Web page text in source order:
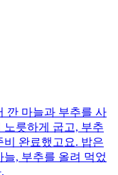
깐 마늘과 부추를 사
릇하게 굽고, 부추
비 완료했고요. 밥은
, 부추를 올려 먹었